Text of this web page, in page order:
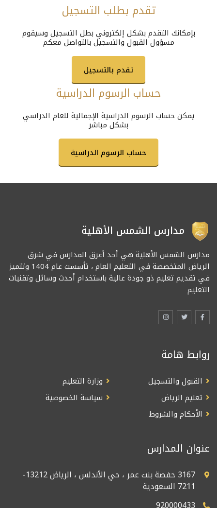
تقدم بطلب التسجيل
بإمكانك التقدم بشكل إلكتروني بطل التسجيل وسيقوم
مسؤول القبول والتسجيل بالتواصل معكم
تقدم بالتسجيل
حساب الرسوم الدراسية
يمكن حساب الرسوم الدراسية الإجمالية للعام الدراسي
بشكل مباشر
حساب الرسوم الدراسية
مدارس الشمس الأهلية
مدارس الشمس الأهلية هي أحد أعرق المدارس في شرق
الرياض المتخصصة في التعليم العام ، تأسست عام 1404 وتتميز
في تقديم تعليم ذو جودة عالية باستخدام أحدث وسائل وتقنيات
التعليم
روابط هامة
القبول والتسجيل
وزارة التعليم
تعليم الرياض
سياسة الخصوصية
الأحكام والشروط
عنوان المدارس
3167 حفصة بنت عمر ، حي الأندلس ، الرياض 13212-
7211 السعودية